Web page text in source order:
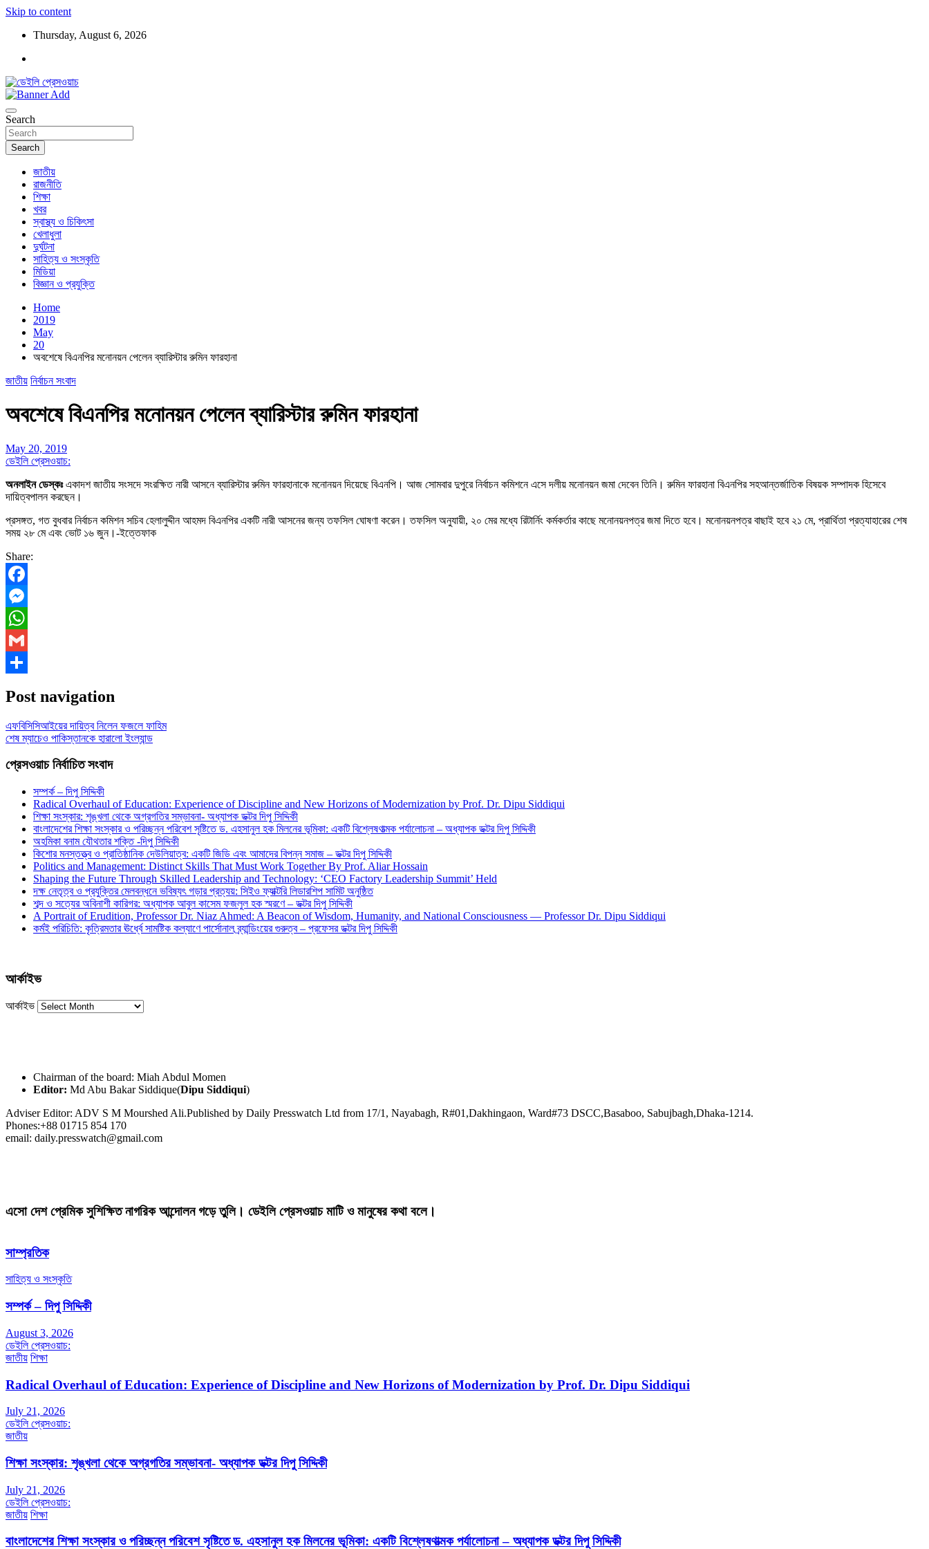
Skip to content
Thursday, August 6, 2026
ডেইলি প্রেসওয়াচ
Search
Search
জাতীয়
রাজনীতি
শিক্ষা
খবর
স্বাস্থ্য ও চিকিৎসা
খেলাধুলা
দুর্ঘটনা
সাহিত্য ও সংস্কৃতি
মিডিয়া
বিজ্ঞান ও প্রযুক্তি
Home
2019
May
20
অবশেষে বিএনপির মনোনয়ন পেলেন ব্যারিস্টার রুমিন ফারহানা
জাতীয় নির্বাচন সংবাদ
অবশেষে বিএনপির মনোনয়ন পেলেন ব্যারিস্টার রুমিন ফারহানা
May 20, 2019
ডেইলি প্রেসওয়াচ:
অনলাইন ডেস্কঃএকাদশ জাতীয় সংসদে সংরক্ষিত নারী আসনে ব্যারিস্টার রুমিন ফারহানাকে মনোনয়ন দিয়েছে বিএনপি। আজ সোমবার দুপুরে নির্বাচন কমিশনে এসে দলীয় মনোনয়ন জমা দেবেন তিনি। রুমিন ফারহানা বিএনপির সহআন্তর্জাতিক বিষয়ক সম্পাদক হিসেবে
দায়িত্বপালন করছেন।
প্রসঙ্গত, গত বুধবার নির্বাচন কমিশন সচিব হেলালুদ্দীন আহমদ বিএনপির একটি নারী আসনের জন্য তফসিল ঘোষণা করেন। তফসিল অনুযায়ী, ২০ মের মধ্যে রিটার্নিং কর্মকর্তার কাছে মনোনয়নপত্র জমা দিতে হবে। মনোনয়নপত্র বাছাই হবে ২১ মে, প্রার্থিতা প্রত্যাহারের শেষ
সময় ২৮ মে এবং ভোট ১৬ জুন।-ইত্তেফাক
Share:
Facebook
Messenger
WhatsApp
Gmail
Post navigation
এফবিসিসিআইয়ের দায়িত্ব নিলেন ফজলে ফাহিম
শেষ ম্যাচেও পাকিস্তানকে হারালো ইংল্যান্ড
প্রেসওয়াচ নির্বাচিত সংবাদ
সম্পর্ক – দিপু সিদ্দিকী
Radical Overhaul of Education: Experience of Discipline and New Horizons of Modernization by Prof. Dr. Dipu Siddiqui
শিক্ষা সংস্কার: শৃঙ্খলা থেকে অগ্রগতির সম্ভাবনা- অধ্যাপক ডক্টর দিপু সিদ্দিকী
বাংলাদেশের শিক্ষা সংস্কার ও পরিচ্ছন্ন পরিবেশ সৃষ্টিতে ড. এহসানুল হক মিলনের ভূমিকা: একটি বিশ্লেষণাত্মক পর্যালোচনা – অধ্যাপক ডক্টর দিপু সিদ্দিকী
অহমিকা বনাম যৌথতার শক্তি -দিপু সিদ্দিকী
কিশোর মনস্তত্ত্ব ও প্রাতিষ্ঠানিক দেউলিয়াত্ব: একটি জিডি এবং আমাদের বিপন্ন সমাজ – ডক্টর দিপু সিদ্দিকী
Politics and Management: Distinct Skills That Must Work Together By Prof. Aliar Hossain
Shaping the Future Through Skilled Leadership and Technology: ‘CEO Factory Leadership Summit’ Held
দক্ষ নেতৃত্ব ও প্রযুক্তির মেলবন্ধনে ভবিষ্যৎ গড়ার প্রত্যয়: সিইও ফ্যাক্টরি লিডারশিপ সামিট অনুষ্ঠিত
শব্দ ও সত্যের অবিনাশী কারিগর: অধ্যাপক আবুল কাসেম ফজলুল হক স্মরণে – ডক্টর দিপু সিদ্দিকী
A Portrait of Erudition, Professor Dr. Niaz Ahmed: A Beacon of Wisdom, Humanity, and National Consciousness — Professor Dr. Dipu Siddiqui
কর্মই পরিচিতি: কৃত্রিমতার ঊর্ধ্বে সামষ্টিক কল্যাণে পার্সোনাল ব্র্যান্ডিংয়ের গুরুত্ব – প্রফেসর ডক্টর দিপু সিদ্দিকী
আর্কাইভ
আর্কাইভ
Chairman of the board: Miah Abdul Momen
Editor: Md Abu Bakar Siddique(Dipu Siddiqui)
Adviser Editor: ADV S M Mourshed Ali.Published by Daily Presswatch Ltd from 17/1, Nayabagh, R#01,Dakhingaon, Ward#73 DSCC,Basaboo, Sabujbagh,Dhaka-1214.
Phones:+88 01715 854 170
email: daily.presswatch@gmail.com
এসো দেশ প্রেমিক সুশিক্ষিত নাগরিক আন্দোলন গড়ে তুলি। ডেইলি প্রেসওয়াচ মাটি ও মানুষের কথা বলে।
সাম্প্রতিক
সাহিত্য ও সংস্কৃতি
সম্পর্ক – দিপু সিদ্দিকী
August 3, 2026
ডেইলি প্রেসওয়াচ:
জাতীয় শিক্ষা
Radical Overhaul of Education: Experience of Discipline and New Horizons of Modernization by Prof. Dr. Dipu Siddiqui
July 21, 2026
ডেইলি প্রেসওয়াচ:
জাতীয়
শিক্ষা সংস্কার: শৃঙ্খলা থেকে অগ্রগতির সম্ভাবনা- অধ্যাপক ডক্টর দিপু সিদ্দিকী
July 21, 2026
ডেইলি প্রেসওয়াচ:
জাতীয় শিক্ষা
বাংলাদেশের শিক্ষা সংস্কার ও পরিচ্ছন্ন পরিবেশ সৃষ্টিতে ড. এহসানুল হক মিলনের ভূমিকা: একটি বিশ্লেষণাত্মক পর্যালোচনা – অধ্যাপক ডক্টর দিপু সিদ্দিকী